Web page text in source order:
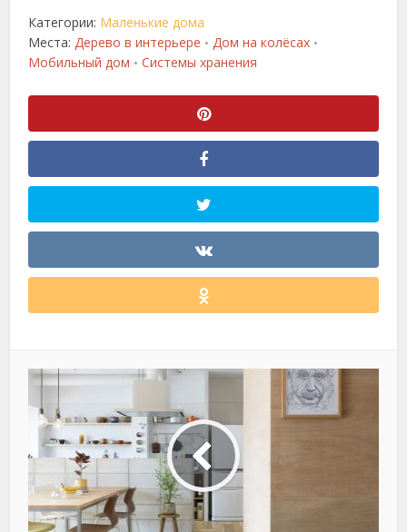
Категории: Маленькие дома
Места:Дерево в интерьере • Дом на колёсах •
Мобильный дом • Системы хранения